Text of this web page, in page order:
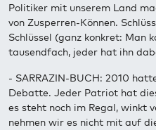
Politiker mit unserem Land
von Zusperren-Können.
Schlüssel (ganz konkret: Man
tausendfach, jeder hat ihn
- SARRAZIN-BUCH: 2010
Debatte. Jeder Patriot hat
es steht noch im Regal, winkt
nehmen wir es nicht mit auf